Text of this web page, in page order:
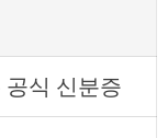
식 신분증